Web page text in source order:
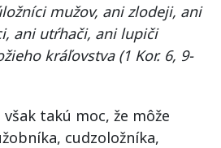
mužov, ani zlodeji, ani
ani utŕhači, ani lupiči
kráľovstva (1 Kor. 6, 9-
takú moc, že môže
cudzoložníka,